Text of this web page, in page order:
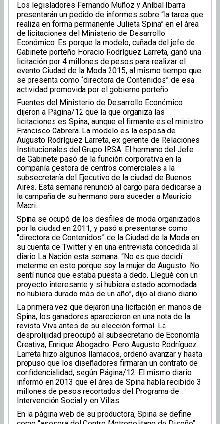
Los legisladores Fernando Muñoz y Aníbal Ibarra
presentarán un pedido de informes sobre “la tarea que
realiza en forma permanente Julieta Spina” en el área
de licitaciones del Ministerio de Desarrollo
Económico. Es porque la modelo, cuñada del jefe de
Gabinete porteño Horacio Rodríguez Larreta, ganó una
licitación por 4 millones de pesos para realizar el
evento Ciudad de la Moda 2015, al mismo tiempo que
se presenta como “directora de Contenidos” de esa
actividad promovida por el gobierno porteño.
Fuentes del Ministerio de Desarrollo Económico
dijeron a Página/12 que la que organiza las
licitaciones es Spina, aunque el firmante es el ministro
Francisco Cabrera. La modelo es la esposa de
Augusto Rodríguez Larreta, ex gerente de Relaciones
Institucionales del Grupo IRSA. El hermano del Jefe
de Gabinete pasó de la función corporativa en la
companía gestora de centros comerciales a la
subsecretaría del Ejecutivo de la ciudad de Buenos
Aires. Esta semana renunció al cargo para dedicarse a
la campaña de su hermano para suceder a Mauricio
Macri.
Spina se ocupó de los desfiles de moda organizados
por la ciudad en 2011, y pasó a presentarse como
“directora de Contenidos” de la Ciudad de la Moda en
su cuenta de Twitter y en una entrevista concedida al
diario La Nación esta semana. “No es que decidí
meterme en esto porque soy la mujer de Augusto. No
sentí nunca que estaba puesta a dedo. Llegué con un
proyecto interesante y si hubiera estado acomodada
no hubiera durado más de un año”, dijo al diario diario.
La primera vez que dejaron una licitación en manos de
Spina, los ganadores aparecieron en una nota de la
revista Viva antes de su elección formal. La
desprolijidad preocupó al subsecretario de Economía
Creativa, Enrique Abogadro. Pero Augusto Rodríguez
Larreta hizo algunos llamados, ordenó avanzar y hasta
propuso que los diseñadores firmaran un contrato de
confidencialidad, según Página/12. El mismo diario
informó en 2013 que el área de Spina había recibido 3
millones de pesos recortados del Programa de
Intervención Social y en Villas.
En la página web de su productora, Spina se define